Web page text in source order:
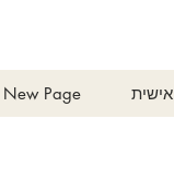
New Page